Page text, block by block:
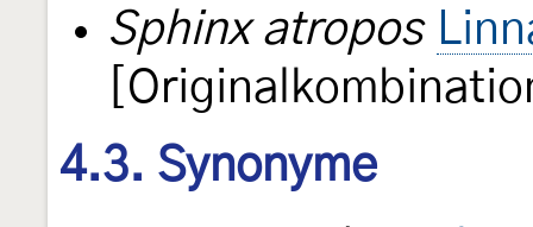
Sphinx atropos
4.3. Synonyme